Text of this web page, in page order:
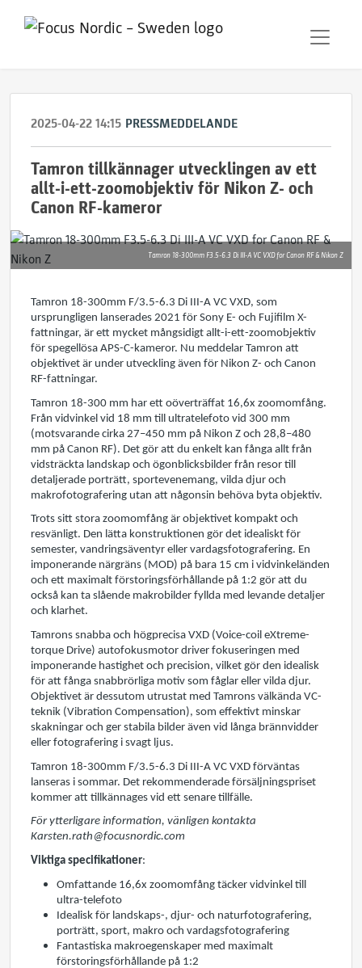
2025-04-22 14:15 PRESSMEDDELANDE
Tamron tillkännager utvecklingen av ett
allt-i-ett-zoomobjektiv för Nikon Z- och
Canon RF-kameror
Tamron 18-300mm F3.5-6.3 Di III-A VC VXD for Canon RF & Nikon Z
Tamron 18-300mm F/3.5-6.3 Di III-A VC VXD, som
ursprungligen lanserades 2021 för Sony E- och Fujifilm X-
fattningar, är ett mycket mångsidigt allt-i-ett-zoomobjektiv
för spegellösa APS-C-kameror. Nu meddelar Tamron att
objektivet är under utveckling även för Nikon Z- och Canon
RF-fattningar.
Tamron 18-300 mm har ett oöverträffat 16,6x zoomomfång.
Från vidvinkel vid 18 mm till ultratelefoto vid 300 mm
(motsvarande cirka 27–450 mm på Nikon Z och 28,8–480
mm på Canon RF). Det gör att du enkelt kan fånga allt från
vidsträckta landskap och ögonblicksbilder från resor till
detaljerade porträtt, sportevenemang, vilda djur och
makrofotografering utan att någonsin behöva byta objektiv.
Trots sitt stora zoomomfång är objektivet kompakt och
resvänligt. Den lätta konstruktionen gör det idealiskt för
semester, vandringsäventyr eller vardagsfotografering. En
imponerande närgräns (MOD) på bara 15 cm i vidvinkeländen
och ett maximalt förstoringsförhållande på 1:2 gör att du
också kan ta slående makrobilder fyllda med levande detaljer
och klarhet.
Tamrons snabba och högprecisa VXD (Voice-coil eXtreme-
torque Drive) autofokusmotor driver fokuseringen med
imponerande hastighet och precision, vilket gör den idealisk
för att fånga snabbrörliga motiv som fåglar eller vilda djur.
Objektivet är dessutom utrustat med Tamrons välkända VC-
teknik (Vibration Compensation), som effektivt minskar
skakningar och ger stabila bilder även vid långa brännvidder
eller fotografering i svagt ljus.
Tamron 18-300mm F/3.5-6.3 Di III-A VC VXD förväntas
lanseras i sommar. Det rekommenderade försäljningspriset
kommer att tillkännages vid ett senare tillfälle.
För ytterligare information, vänligen kontakta
Karsten.rath@focusnordic.com
Viktiga specifikationer:
Omfattande 16,6x zoomomfång täcker vidvinkel till
ultra-telefoto
Idealisk för landskaps-, djur- och naturfotografering,
porträtt, sport, makro och vardagsfotografering
Fantastiska makroegenskaper med maximalt
förstoringsförhållande på 1:2